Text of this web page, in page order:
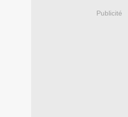
Publicité